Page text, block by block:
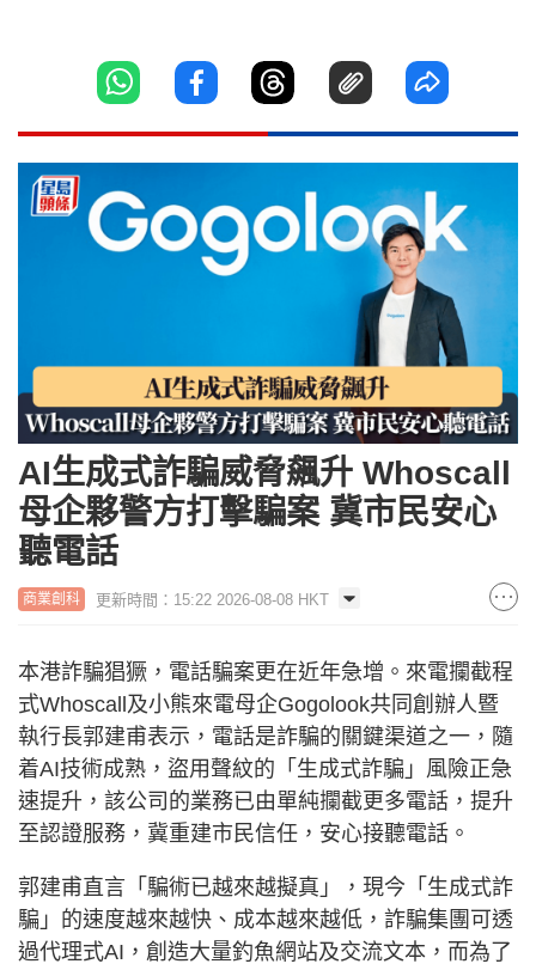
AI生成式詐騙威脅飆升 Whoscall
母企夥警方打擊騙案 冀市民安心
聽電話
商業創科 更新時間：15:22 2026-08-08 HKT
本港詐騙猖獗，電話騙案更在近年急增。來電攔截程
式Whoscall及小熊來電母企Gogolook共同創辦人暨
執行長郭建甫表示，電話是詐騙的關鍵渠道之一，隨
着AI技術成熟，盜用聲紋的「生成式詐騙」風險正急
速提升，該公司的業務已由單純攔截更多電話，提升
至認證服務，冀重建市民信任，安心接聽電話。
郭建甫直言「騙術已越來越擬真」，現今「生成式詐
騙」的速度越來越快、成本越來越低，詐騙集團可透
過代理式AI，創造大量釣魚網站及交流文本，而為了